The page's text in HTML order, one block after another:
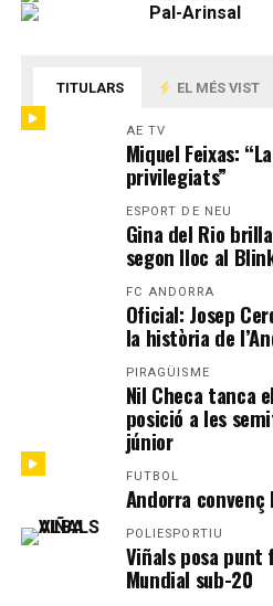
TITULARS EL MÉS VIST
AE TV
Miquel Feixas:
privilegiats”
ESPORT DE NEU
Gina del Rio
segon lloc al
FC ANDORRA
Oficial: Josep
la història de
PIRAGÜISME
Nil Checa tanca
posició a les
júnior
FUTBOL
Andorra convenç
POLIESPORTIU
Viñals posa
Mundial sub-20